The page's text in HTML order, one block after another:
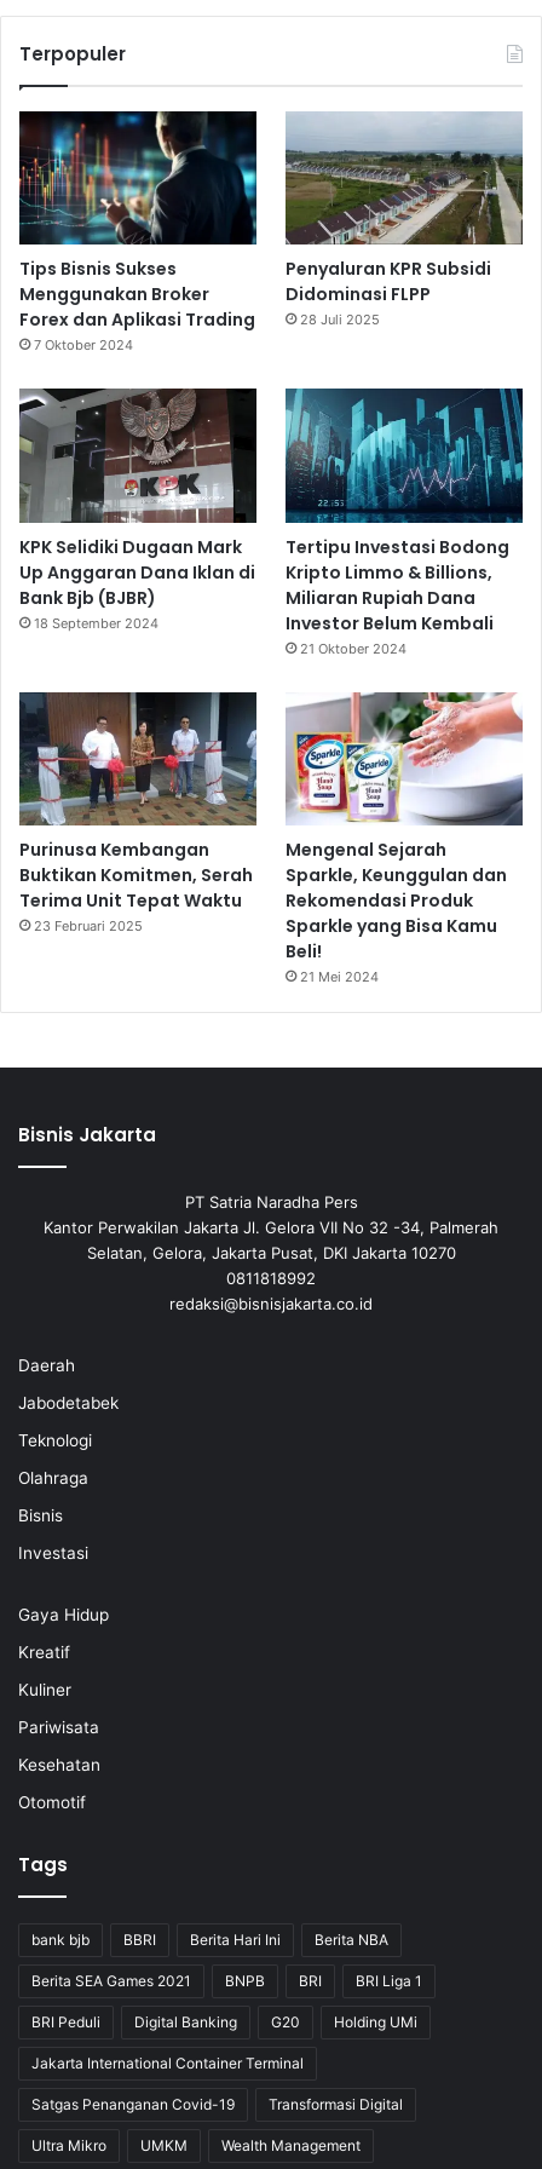
n
N
a
s
i
o
n
l
Terpopuler
Tips Bisnis Sukses
Menggunakan Broker
Forex dan Aplikasi Trading
7 Oktober 2024
Penyaluran KPR Subsidi
Didominasi FLPP
28 Juli 2025
KPK Selidiki Dugaan Mark
Up Anggaran Dana Iklan di
Bank Bjb (BJBR)
18 September 2024
Tertipu Investasi Bodong
Kripto Limmo & Billions,
Miliaran Rupiah Dana
Investor Belum Kembali
21 Oktober 2024
Purinusa Kembangan
Buktikan Komitmen, Serah
Terima Unit Tepat Waktu
23 Februari 2025
Mengenal Sejarah
Sparkle, Keunggulan dan
Rekomendasi Produk
Sparkle yang Bisa Kamu
Beli!
21 Mei 2024
Bisnis Jakarta
PT Satria Naradha Pers
Kantor Perwakilan Jakarta Jl. Gelora VII No 32 -34, Palmerah
Selatan, Gelora, Jakarta Pusat, DKI Jakarta 10270
0811818992
redaksi@bisnisjakarta.co.id
Daerah
Jabodetabek
Teknologi
Olahraga
Bisnis
Investasi
Gaya Hidup
Kreatif
Kuliner
Pariwisata
Kesehatan
Otomotif
Tags
bank bjb BBRI Berita Hari Ini Berita NBA
Berita SEA Games 2021 BNPB BRI BRI Liga 1
BRI Peduli Digital Banking G20 Holding UMi
Jakarta International Container Terminal
Satgas Penanganan Covid-19 Transformasi Digital
Ultra Mikro UMKM Wealth Management